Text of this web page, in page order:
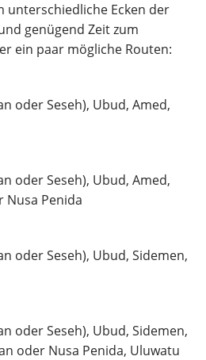
unterschiedliche Ecken der
genügend Zeit zum
ein paar mögliche Routen:
oder Seseh), Ubud, Amed,
oder Seseh), Ubud, Amed,
Nusa Penida
oder Seseh), Ubud, Sidemen,
oder Seseh), Ubud, Sidemen,
oder Nusa Penida, Uluwatu